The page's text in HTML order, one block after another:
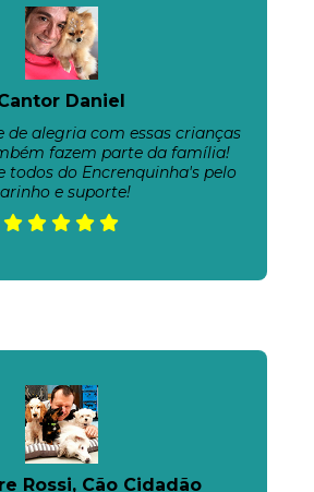
Daniel
de alegria com essas crianças
fazem parte da família!
todos do Encrenquinha's pelo
e suporte!
Rossi, Cão Cidadão